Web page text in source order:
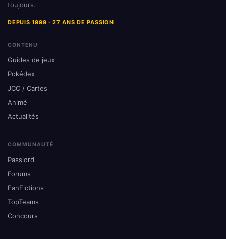
toujours.
DEPUIS 1999 · 27 ANS DE PASSION
CONTENU
Guides de jeux
Pokédex
JCC / Cartes
Animé
Actualités
COMMUNAUTÉ
Passlord
Forums
FanFictions
TopTeams
Concours